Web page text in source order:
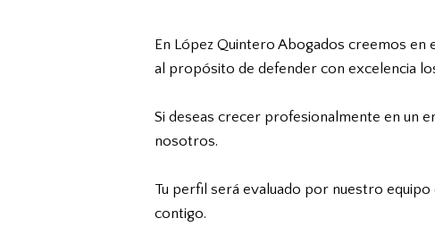
En López Quintero Abogados creemos
al propósito de defender con excelencia
Si deseas crecer profesionalmente en un
nosotros.
Tu perfil será evaluado por nuestro
contigo.